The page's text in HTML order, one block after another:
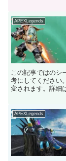
APEXLegends
この記事ではのシ
考にしてください
変されます。詳細
APEXLegends